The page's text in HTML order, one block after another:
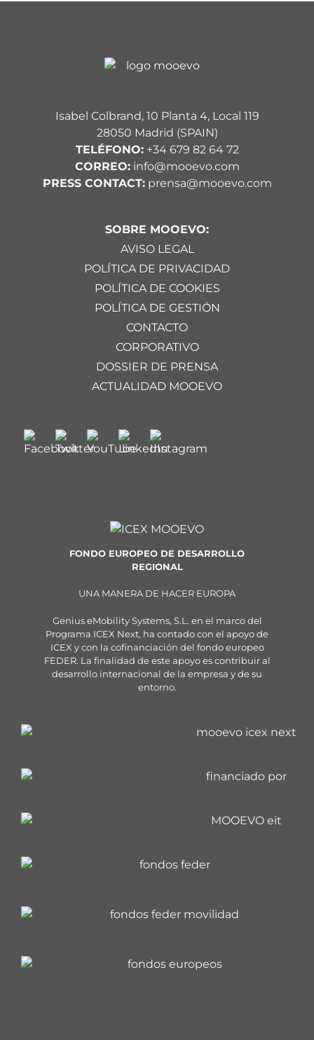
Isabel Colbrand, 10 Planta 4, Local 119
28050 Madrid (SPAIN)
TELÉFONO:+34 679 82 64 72
CORREO:info@mooevo.com
PRESS CONTACT:prensa@mooevo.com
SOBRE MOOEVO:
AVISO LEGAL
POLÍTICA DE PRIVACIDAD
POLÍTICA DE COOKIES
POLÍTICA DE GESTIÓN
CONTACTO
CORPORATIVO
DOSSIER DE PRENSA
ACTUALIDAD MOOEVO
FONDO EUROPEO DE DESARROLLO
REGIONAL
UNA MANERA DE HACER EUROPA
Genius eMobility Systems, S.L. en el marco del
Programa ICEX Next, ha contado con el apoyo de
ICEX y con la cofinanciación del fondo europeo
FEDER. La finalidad de este apoyo es contribuir al
desarrollo internacional de la empresa y de su
entorno.